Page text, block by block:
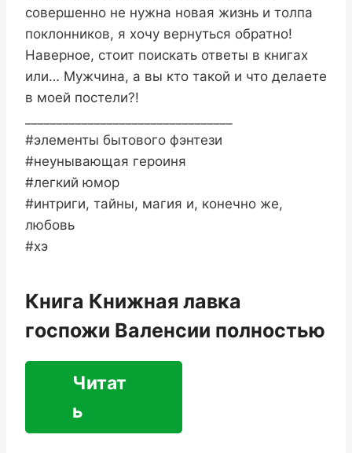
совершенно не нужна новая жизнь и толпа
поклонников, я хочу вернуться обратно!
Наверное, стоит поискать ответы в книгах
или… Мужчина, а вы кто такой и что делаете
в моей постели?!
#элементы бытового фэнтези
#неунывающая героиня
#легкий юмор
#интриги, тайны, магия и, конечно же,
любовь
#хэ
Книга Книжная лавка
госпожи Валенсии полностью
Читат
ь